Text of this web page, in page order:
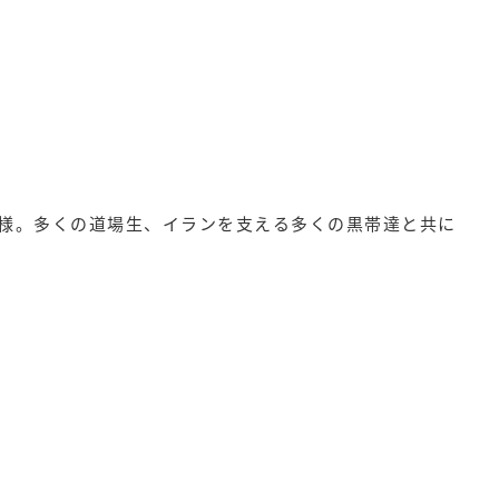
。多くの道場生、イランを支える多くの黒帯達と共に